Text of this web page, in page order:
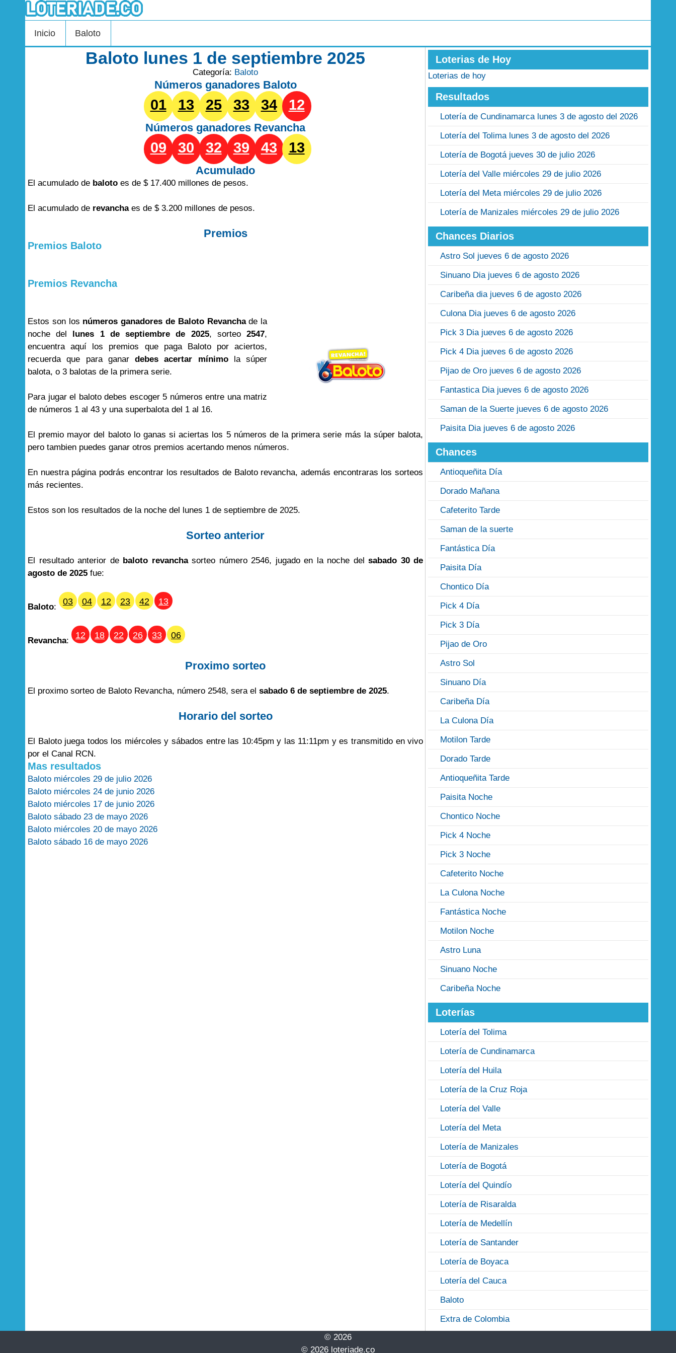
Inicio Baloto
Baloto lunes 1 de septiembre 2025
Categoría: Baloto
Números ganadores Baloto
01 13 25 33 34 12
Números ganadores Revancha
09 30 32 39 43 13
Acumulado
El acumulado de baloto es de $ 17.400 millones de pesos.
El acumulado de revanchaes de $ 3.200 millones de pesos.
Premios
Premios Baloto
Premios Revancha
Estos son los números ganadores de Baloto Revanchade la
noche del lunes 1 de septiembre de 2025, sorteo2547,
encuentra aquí los premios que paga Baloto por aciertos,
recuerda que para ganardebes acertar mínimola súper
balota, o 3 balotas de la primera serie.
Para jugar el baloto debes escoger 5 números entre una matriz
de números 1 al 43 y una superbalota del 1 al 16.
El premio mayor del baloto lo ganas si aciertas los 5 números de la primera serie más la súper balota,
pero tambien puedes ganar otros premios acertando menos números.
En nuestra página podrás encontrar los resultados de Baloto revancha, además encontraras los sorteos
más recientes.
Estos son los resultados de la noche del lunes 1 de septiembre de 2025.
Sorteo anterior
El resultado anterior de baloto revanchasorteo número 2546, jugado en la noche delsabado 30 de
agosto de 2025 fue:
Baloto:
03 04 12 23 42 13
Revancha:
12 18 22 26 33 06
Proximo sorteo
El proximo sorteo de Baloto Revancha, número 2548, sera el sabado 6 de septiembre de 2025.
Horario del sorteo
El Baloto juega todos los miércoles y sábados entre las 10:45pm y las 11:11pm y es transmitido en vivo
por el Canal RCN.
Mas resultados
Baloto miércoles 29 de julio 2026
Baloto miércoles 24 de junio 2026
Baloto miércoles 17 de junio 2026
Baloto sábado 23 de mayo 2026
Baloto miércoles 20 de mayo 2026
Baloto sábado 16 de mayo 2026
Loterias de Hoy
Loterias de hoy
Resultados
Lotería de Cundinamarca lunes 3 de agosto del 2026
Lotería del Tolima lunes 3 de agosto del 2026
Lotería de Bogotá jueves 30 de julio 2026
Lotería del Valle miércoles 29 de julio 2026
Lotería del Meta miércoles 29 de julio 2026
Lotería de Manizales miércoles 29 de julio 2026
Chances Diarios
Astro Sol jueves 6 de agosto 2026
Sinuano Dia jueves 6 de agosto 2026
Caribeña dia jueves 6 de agosto 2026
Culona Dia jueves 6 de agosto 2026
Pick 3 Dia jueves 6 de agosto 2026
Pick 4 Dia jueves 6 de agosto 2026
Pijao de Oro jueves 6 de agosto 2026
Fantastica Dia jueves 6 de agosto 2026
Saman de la Suerte jueves 6 de agosto 2026
Paisita Dia jueves 6 de agosto 2026
Chances
Antioqueñita Día
Dorado Mañana
Cafeterito Tarde
Saman de la suerte
Fantástica Día
Paisita Día
Chontico Día
Pick 4 Día
Pick 3 Día
Pijao de Oro
Astro Sol
Sinuano Día
Caribeña Día
La Culona Día
Motilon Tarde
Dorado Tarde
Antioqueñita Tarde
Paisita Noche
Chontico Noche
Pick 4 Noche
Pick 3 Noche
Cafeterito Noche
La Culona Noche
Fantástica Noche
Motilon Noche
Astro Luna
Sinuano Noche
Caribeña Noche
Loterías
Lotería del Tolima
Lotería de Cundinamarca
Lotería del Huila
Lotería de la Cruz Roja
Lotería del Valle
Lotería del Meta
Lotería de Manizales
Lotería de Bogotá
Lotería del Quindío
Lotería de Risaralda
Lotería de Medellín
Lotería de Santander
Lotería de Boyaca
Lotería del Cauca
Baloto
Extra de Colombia
© 2026
© 2026 loteriade.co